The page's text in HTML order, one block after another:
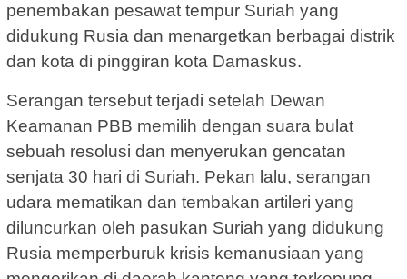
penembakan pesawat tempur Suriah yang
didukung Rusia dan menargetkan berbagai distrik
dan kota di pinggiran kota Damaskus.
Serangan tersebut terjadi setelah Dewan
Keamanan PBB memilih dengan suara bulat
sebuah resolusi dan menyerukan gencatan
senjata 30 hari di Suriah. Pekan lalu, serangan
udara mematikan dan tembakan artileri yang
diluncurkan oleh pasukan Suriah yang didukung
Rusia memperburuk krisis kemanusiaan yang